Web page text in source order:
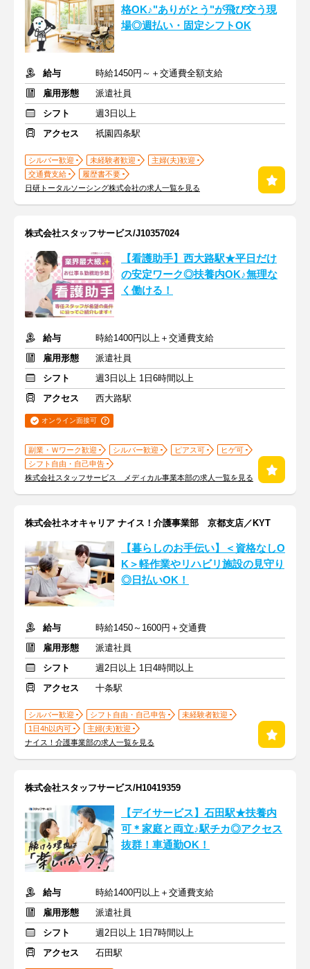
格OK♪"ありがとう"が飛び交う現
場◎週払い・固定シフトOK
給与
時給1450円～＋交通費全額支給
雇用形態
派遣社員
シフト
週3日以上
アクセス
祇園四条駅
シルバー歓迎 未経験者歓迎
主婦(夫)歓迎
交通費支給
履歴書不要
日研トータルソーシング株式会社の求人一覧を見る
株式会社スタッフサービス/J10357024
【看護助手】西大路駅★平日だけ
の安定ワーク◎扶養内OK♪無理な
く働ける！
給与
時給1400円以上＋交通費支給
雇用形態
派遣社員
シフト
週3日以上 1日6時間以上
アクセス
西大路駅
オンライン面接可
副業・Ｗワーク歓迎 シルバー歓迎 ピアス可
ヒゲ可
シフト自由・自己申告
株式会社スタッフサービス メディカル事業本部の求人一覧を見る
株式会社ネオキャリア ナイス！介護事業部 京都支店／KYT
【暮らしのお手伝い】＜資格なしO
K＞軽作業やリハビリ施設の見守り
◎日払いOK！
給与
時給1450～1600円＋交通費
雇用形態
派遣社員
シフト
週2日以上 1日4時間以上
アクセス
十条駅
シルバー歓迎 シフト自由・自己申告
未経験者歓迎
1日4h以内可
主婦(夫)歓迎
ナイス！介護事業部の求人一覧を見る
株式会社スタッフサービス/H10419359
【デイサービス】石田駅★扶養内
可＊家庭と両立♪駅チカ◎アクセス
抜群！車通勤OK！
給与
時給1400円以上＋交通費支給
雇用形態
派遣社員
シフト
週2日以上 1日7時間以上
アクセス
石田駅